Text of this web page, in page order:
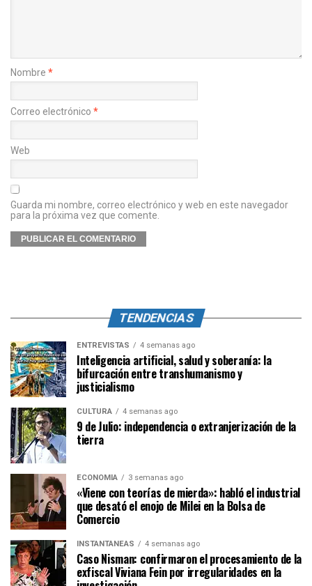
Nombre *
Correo electrónico *
Web
Guarda mi nombre, correo electrónico y web en este navegador
para la próxima vez que comente.
TENDENCIAS
ENTREVISTAS 4 semanas ago
Inteligencia artificial, salud y soberanía: la
bifurcación entre transhumanismo y
justicialismo
CULTURA 4 semanas ago
9 de Julio: independencia o extranjerización de la
tierra
ECONOMÍA 3 semanas ago
«Viene con teorías de mierda»: habló el industrial
que desató el enojo de Milei en la Bolsa de
Comercio
INSTANTÁNEAS 4 semanas ago
Caso Nisman: confirmaron el procesamiento de la
exfiscal Viviana Fein por irregularidades en la